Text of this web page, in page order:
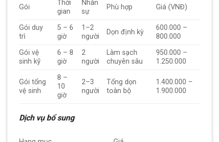
Gói
Thời
gian
Nhân
sự
Phù hợp Giá (VNĐ)
Gói duy
trì
5 – 6
giờ
1–2
người
Dọn định kỳ
600.000 –
800.000
Gói vệ
sinh kỹ
6 – 8
giờ
2
người
Làm sạch
chuyên sâu
950.000 –
1.250.000
Gói tổng
vệ sinh
8 –
10
giờ
2–3
người
Tổng dọn
toàn bộ
1.400.000 –
1.900.000
Dịch vụ bổ sung